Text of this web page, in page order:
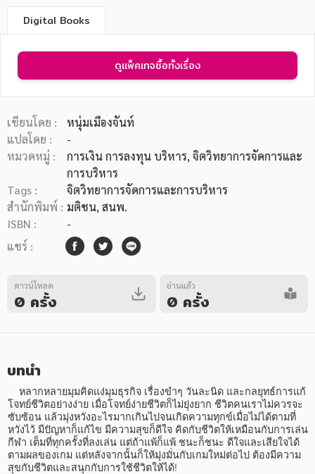
หมวดหมู่หนังสือ
หมวดหมู่ยอดนิยม
หนังสือออกใหม่ หนังสือยอดนิยม หนังสือเช่า
อีบุ๊กอ่านฟรี
หมวดหมู่หนังสือ
อาหาร สุขภาพ การแพทย์
ศิลปะ บันเทิง กีฬา ท่องเที่ยว
สังคม วัฒนธรรม การปกครอง ศาสนาและปรัชญา
Digital Books
ดูแพ็คเกจซื้อทั้งเรื่อง
เขียนโดย :
หนุ่มเมืองจันท์
แปลโดย :
-
หมวดหมู่ :
การเงิน การลงทุน บริหาร, จิตวิทยาการจัดการและ
การบริหาร
Tags :
จิตวิทยาการจัดการและการบริหาร
สำนักพิมพ์ : มติชน, สนพ.
ISBN :
-
แชร์ :
ดาวน์โหลด
0 ครั้ง
อ่านแล้ว
0 ครั้ง
บทนำ
โจทย์ชีวิตอย่างง่าย เมื่อโจทย์ง่ายชีวิตก็ไม่ยุ่งยาก ชีวิตคนเราไม่ควรจะ
ซับซ้อน แล้วมุ่งหวังอะไรมากเกินไปจนเกิดความทุกข์เมื่อไม่ได้ตามที่
หวังไว้ มีปัญหาก็แก้ไข มีความสุขก็ดีใจ คิดกับชีวิตให้เหมือนกับการเล่น
กีฬา เต็มที่ทุกครั้งที่ลงเล่น แต่ถ้าแพ้ก็แพ้ ชนะก็ชนะ ดีใจและเสียใจได้
ตามผลของเกม แต่หลังจากนั้นก็ให้มุ่งมั่นกับเกมใหม่ต่อไป ต้องมีความ
สุขกับชีวิตและสนุกกับการใช้ชีวิตให้ได้!